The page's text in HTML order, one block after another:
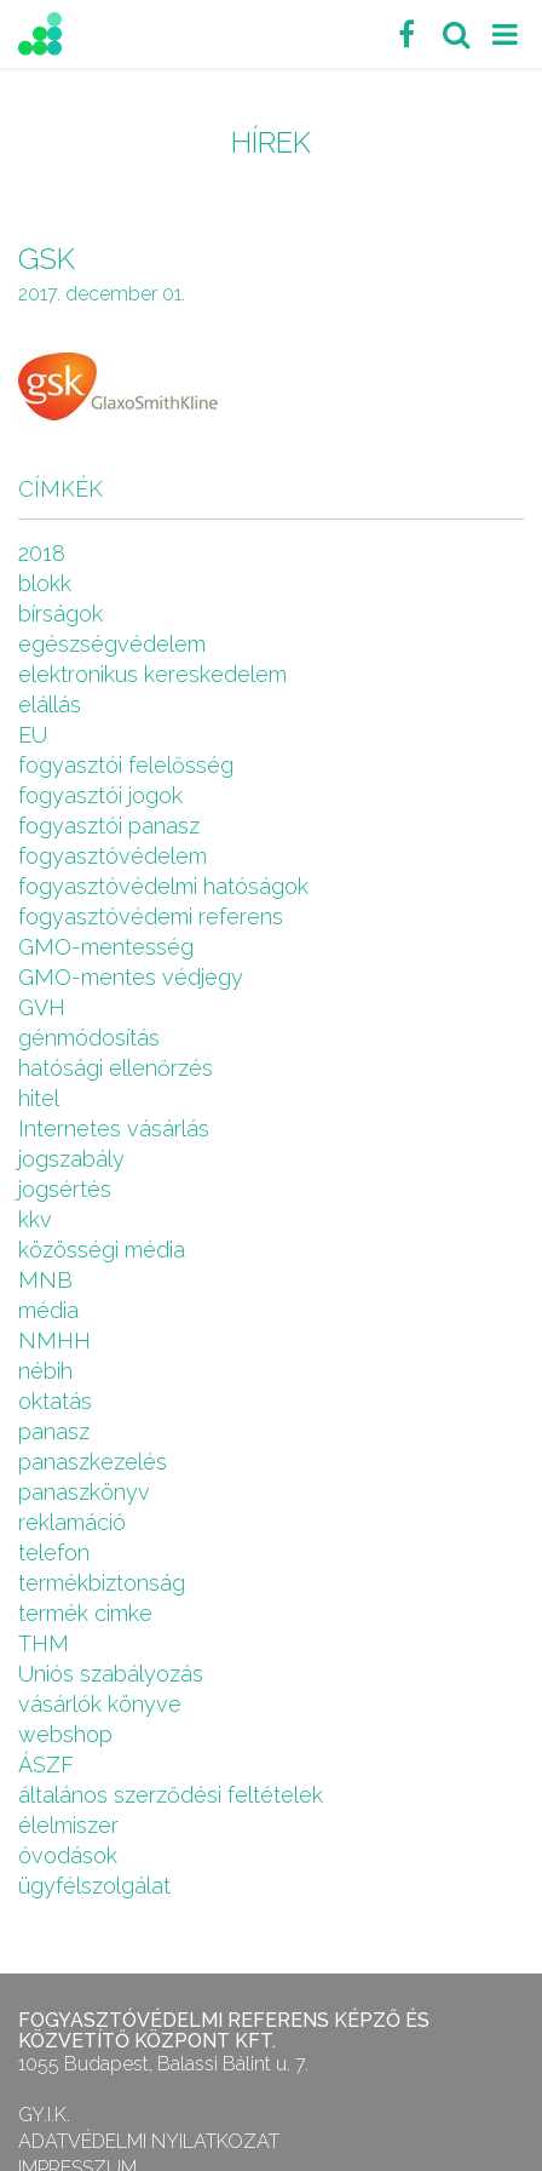
HÍREK
GSK
2017. december 01.
CÍMKÉK
2018
blokk
bírságok
egészségvédelem
elektronikus kereskedelem
elállás
EU
fogyasztói felelősség
fogyasztói jogok
fogyasztói panasz
fogyasztóvédelem
fogyasztóvédelmi hatóságok
fogyasztóvédemi referens
GMO-mentesség
GMO-mentes védjegy
GVH
génmódosítás
hatósági ellenőrzés
hitel
Internetes vásárlás
jogszabály
jogsértés
kkv
közösségi média
MNB
média
NMHH
nébih
oktatás
panasz
panaszkezelés
panaszkönyv
reklamáció
telefon
termékbiztonság
termék cimke
THM
Uniós szabályozás
vásárlók könyve
webshop
ÁSZF
általános szerződési feltételek
élelmiszer
óvodások
ügyfélszolgálat
FOGYASZTÓVÉDELMI REFERENS KÉPZŐ ÉS
KÖZVETÍTŐ KÖZPONT KFT.
1055 Budapest, Balassi Bálint u. 7.
GY.I.K.
ADATVÉDELMI NYILATKOZAT